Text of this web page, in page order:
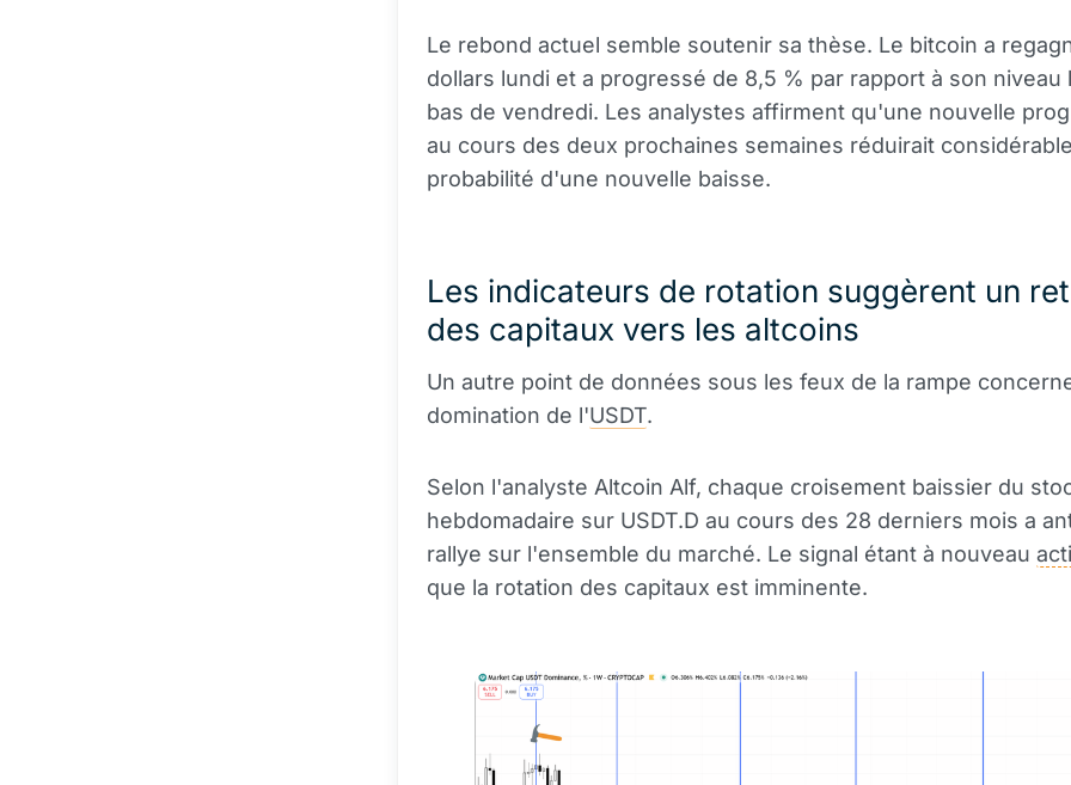
Le rebond actuel semble soutenir sa thèse. Le bitcoin a
dollars lundi et a progressé de 8,5 % par rapport à son niveau
bas de vendredi. Les analystes affirment qu'une nouvelle
au cours des deux prochaines semaines réduirait
probabilité d'une nouvelle baisse.
Les indicateurs de rotation suggèrent un
des capitaux vers les altcoins
Un autre point de données sous les feux de la rampe
domination de l'USDT.
Selon l'analyste Altcoin Alf, chaque croisement baissier du
hebdomadaire sur USDT.D au cours des 28 derniers mois a
rallye sur l'ensemble du marché. Le signal étant à nouveau
que la rotation des capitaux est imminente.